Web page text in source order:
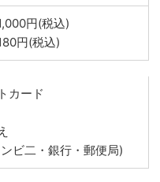
円(税込)
円(税込)
カード
ビ二・銀行・郵便局)